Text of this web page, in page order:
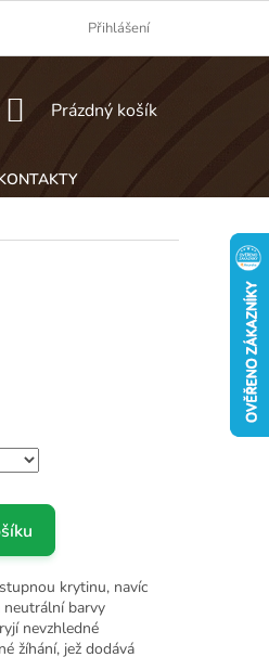
Přihlášení
NÁKUPNÍ
Prázdný košík
krytinu, navíc
neutrální barvy
nevzhledné
žíhání, jež dodává